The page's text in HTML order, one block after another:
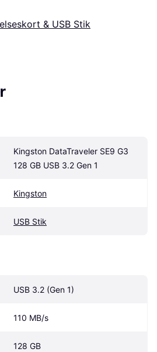
& USB Stik
Kingston DataTraveler SE9 G3
128 GB USB 3.2 Gen 1
Kingston
USB Stik
USB 3.2 (Gen 1)
110 MB/s
128 GB